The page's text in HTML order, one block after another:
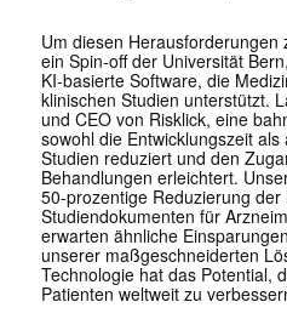
Um diesen Herausforderungen
ein Spin-off der Universität
KI-basierte Software, die
klinischen Studien unterstützt.
und CEO von Risklick, eine
sowohl die Entwicklungszeit
Studien reduziert und den
Behandlungen erleichtert.
50-prozentige Reduzierung der
Studiendokumenten für
erwarten ähnliche
unserer maßgeschneiderten
Technologie hat das Potential,
Patienten weltweit zu